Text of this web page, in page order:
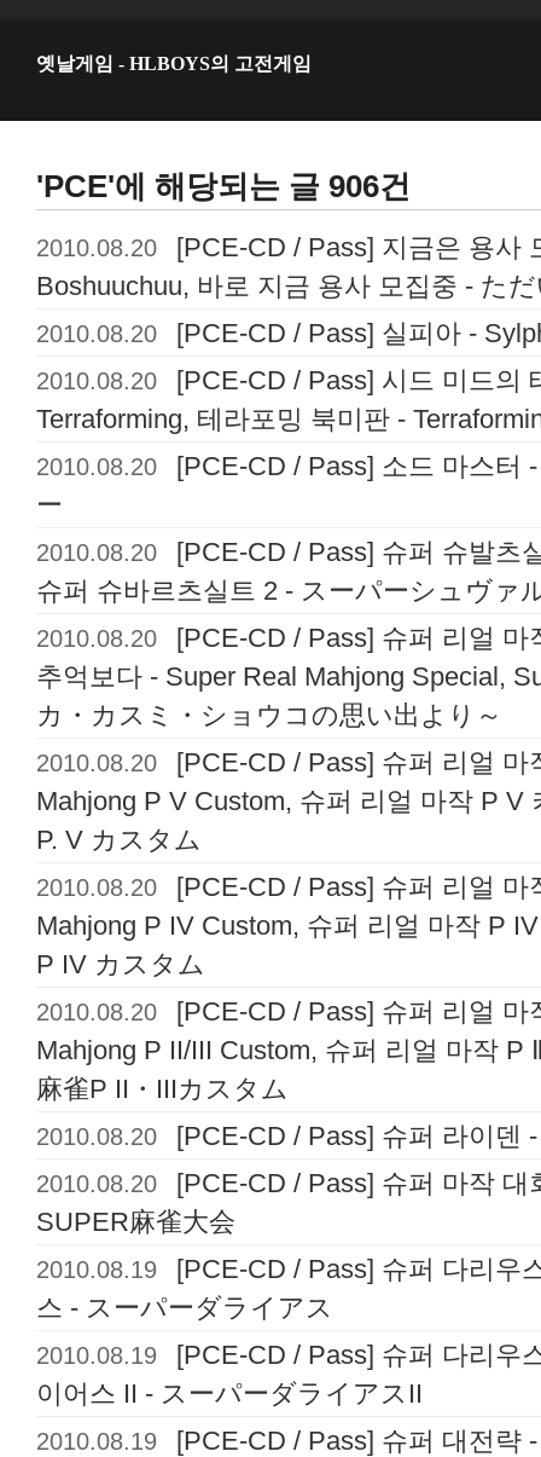
옛날게임 - HLBOYS의 고전게임
'PCE'에 해당되는 글 906건
2010.08.20
[PCE-CD / Pass] 지금은 용사
Boshuuchuu, 바로 지금 용사 모집중 - た
2010.08.20 [PCE-CD / Pass] 실피아 -
2010.08.20
[PCE-CD / Pass] 시드 미드의
Terraforming, 테라포밍 북미판 -
2010.08.20
[PCE-CD / Pass] 소드 마스터
ー
2010.08.20
[PCE-CD / Pass] 슈퍼 슈발츠
슈퍼 슈바르츠실트 2 - スーパーシュヴァ
2010.08.20
[PCE-CD / Pass] 슈퍼 리얼
추억보다 - Super Real Mahjong Special,
カ・カスミ・ショウコの思い出より～
2010.08.20
[PCE-CD / Pass] 슈퍼 리얼
Mahjong P V Custom, 슈퍼 리얼 마작 P
P. V カスタム
2010.08.20
[PCE-CD / Pass] 슈퍼 리얼
Mahjong P IV Custom, 슈퍼 리얼 마작 P
P IV カスタム
2010.08.20
[PCE-CD / Pass] 슈퍼 리얼
Mahjong P II/III Custom, 슈퍼 리얼 마작
麻雀P II・IIIカスタム
2010.08.20 [PCE-CD / Pass] 슈퍼 라이덴
2010.08.20
[PCE-CD / Pass] 슈퍼 마작 대
SUPER麻雀大会
2010.08.19
[PCE-CD / Pass] 슈퍼 다리우
스 - スーパーダライアス
2010.08.19
[PCE-CD / Pass] 슈퍼 다리우
이어스 II - スーパーダライアスII
2010.08.19
[PCE-CD / Pass] 슈퍼 대전략